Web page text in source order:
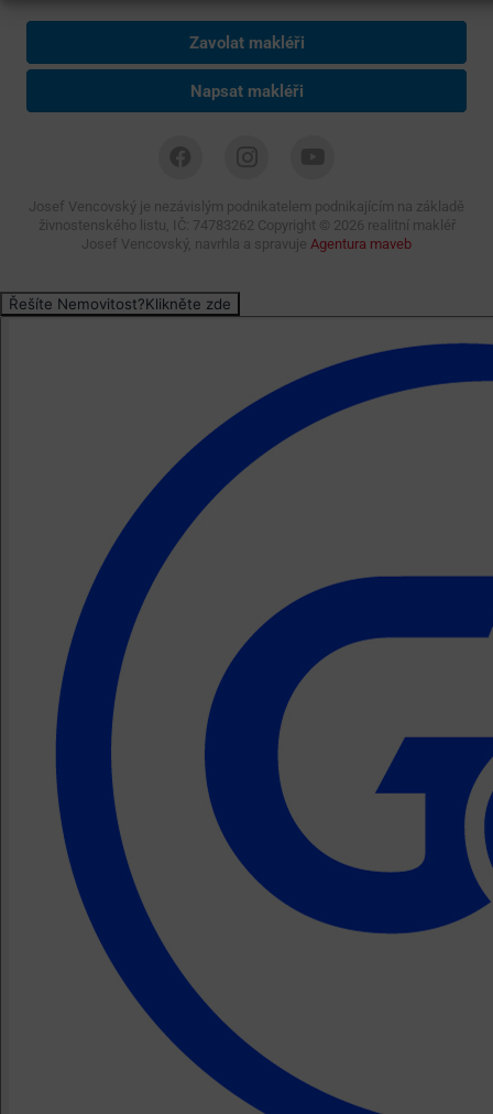
Zavolat makléři
Napsat makléři
Josef Vencovský je nezávislým podnikatelem podnikajícím na základě
živnostenského listu, IČ: 74783262 Copyright © 2026 realitní makléř
Josef Vencovský, navrhla a spravuje Agentura maveb